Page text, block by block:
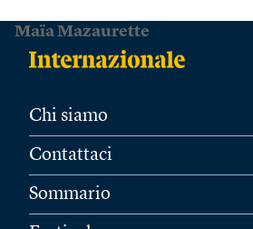
Maïa Mazaurette
Chi siamo
Contattaci
Sommario